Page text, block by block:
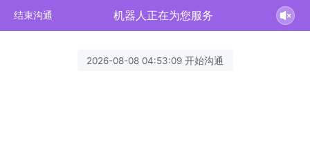
结束沟通 机器人正在为您服务
2026-08-08 04:53:09 开始沟通